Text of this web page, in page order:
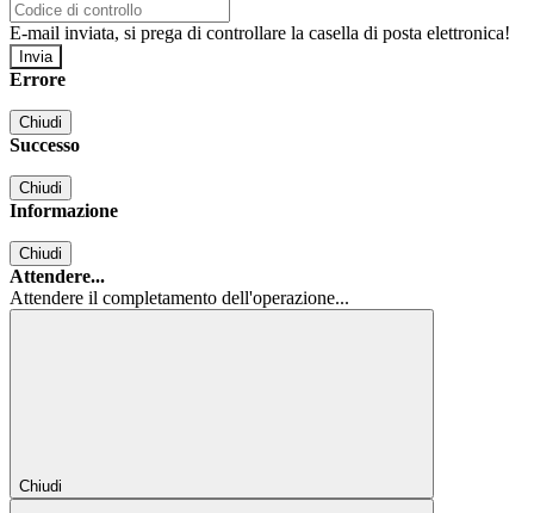
E-mail inviata, si prega di controllare la casella di posta elettronica!
Errore
Chiudi
Successo
Chiudi
Informazione
Chiudi
Attendere...
Attendere il completamento dell'operazione...
Chiudi